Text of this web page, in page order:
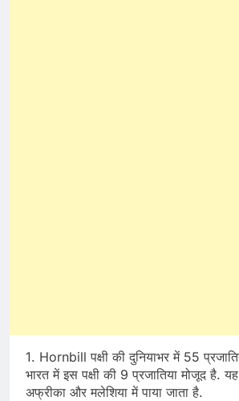
1. Hornbill पक्षी की दुनियाभर में 55
भारत में इस पक्षी की 9 प्रजातिया मोजूद है. यह
अफ्रीका और मलेशिया में पाया जाता है.